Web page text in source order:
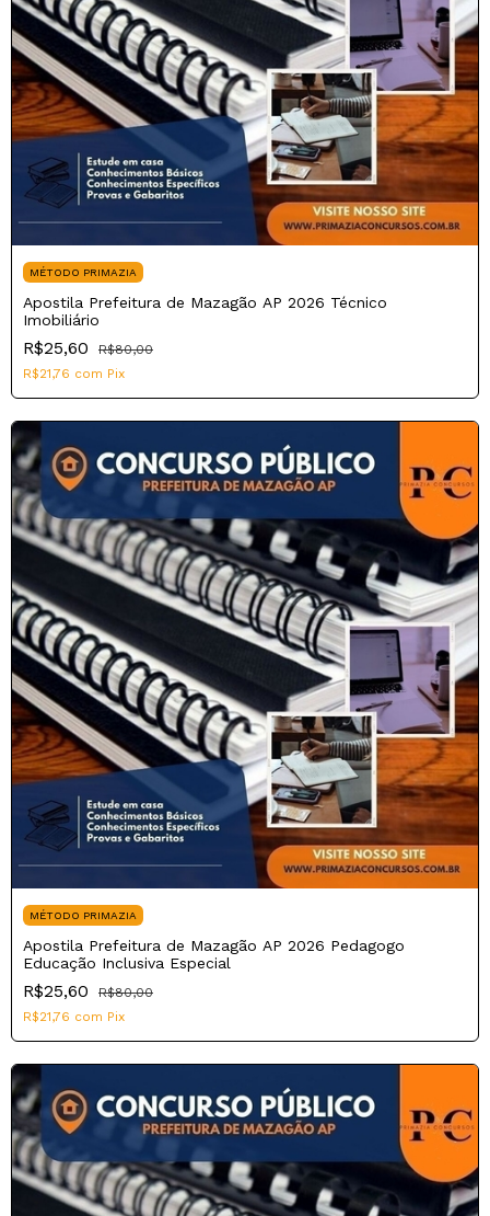
MÉTODO PRIMAZIA
Apostila Prefeitura de Mazagão AP 2026 Técnico
Imobiliário
R$25,60
R$80,00
R$21,76 com Pix
MÉTODO PRIMAZIA
Apostila Prefeitura de Mazagão AP 2026 Pedagogo
Educação Inclusiva Especial
R$25,60
R$80,00
R$21,76 com Pix